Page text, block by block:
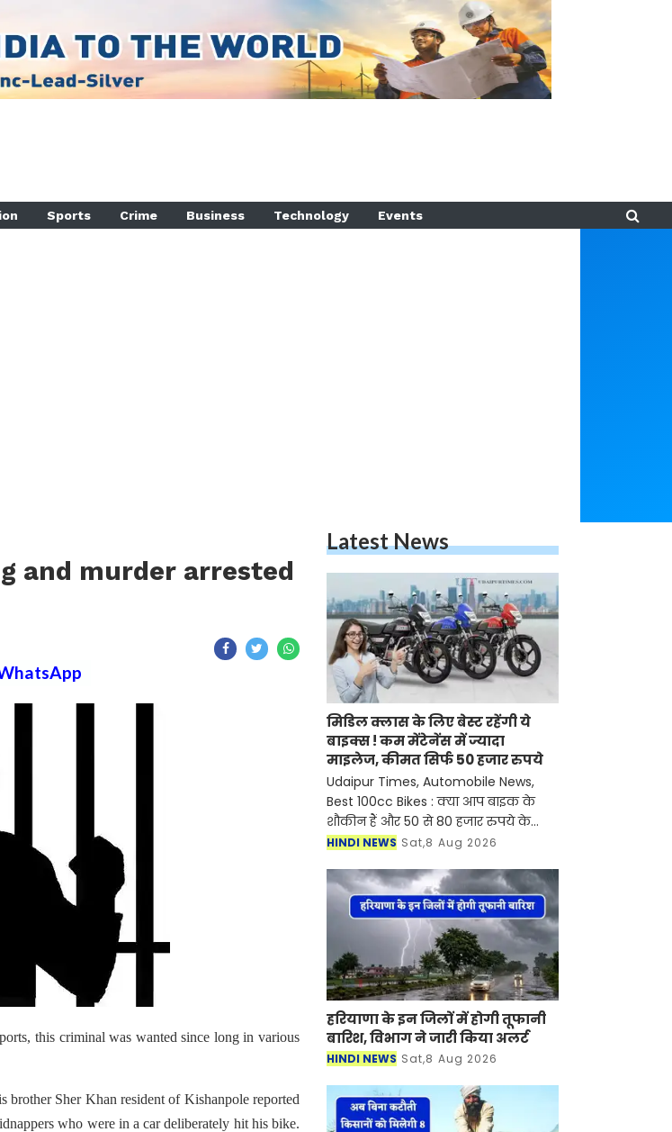
Sports Crime Business Technology Events
and murder arrested
this criminal was wanted since long in various
Sher Khan resident of Kishanpole reported
who were in a car deliberately hit his bike.
Latest News
मिडिल क्लास के लिए बेस्ट रहेंगी ये
बाइक्स ! कम मेंटेनेंस में ज्यादा
माइलेज, कीमत सिर्फ 50 हजार रुपये
Udaipur Times, Automobile News,
Best 100cc Bikes : क्या आप बाइक के
शौकीन हैं और 50 से 80 हजार रुपये के
बजट में बेहतरीन 100cc बाइक की तलाश में
तैयार की है। 80,000 रु
HINDI NEWS Sat,8 Aug 2026
हरियाणा के इन जिलों में होगी तूफानी
बारिश, विभाग ने जारी किया अलर्ट
HINDI NEWS Sat,8 Aug 2026